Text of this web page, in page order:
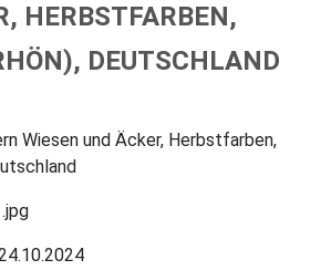
HERBSTFARBEN,
DEUTSCHLAND
Wiesen und Äcker, Herbstfarben,